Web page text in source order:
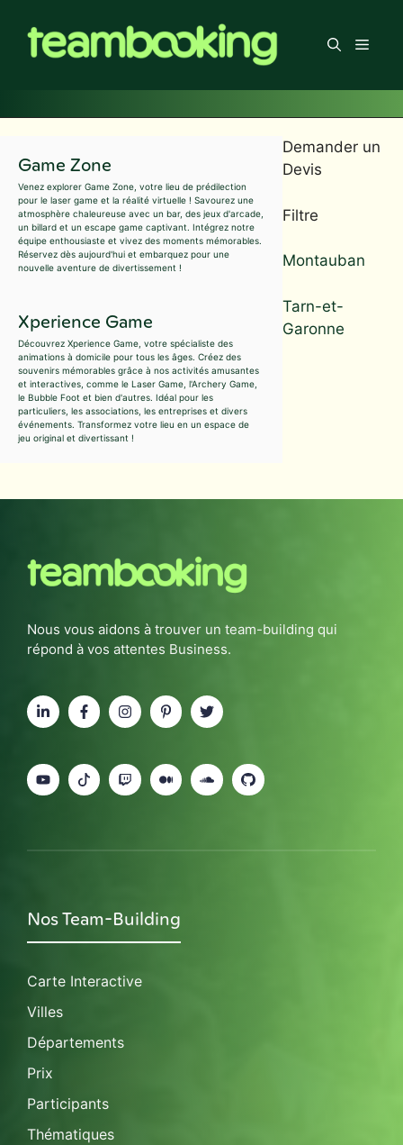
contenu
Menu
Game Zone
Venez explorer Game Zone, votre lieu de prédilection
pour le laser game et la réalité virtuelle ! Savourez une
atmosphère chaleureuse avec un bar, des jeux d'arcade,
un billard et un escape game captivant. Intégrez notre
équipe enthousiaste et vivez des moments mémorables.
Réservez dès aujourd'hui et embarquez pour une
nouvelle aventure de divertissement !
Xperience Game
Découvrez Xperience Game, votre spécialiste des
animations à domicile pour tous les âges. Créez des
souvenirs mémorables grâce à nos activités amusantes
et interactives, comme le Laser Game, l'Archery Game,
le Bubble Foot et bien d'autres. Idéal pour les
particuliers, les associations, les entreprises et divers
événements. Transformez votre lieu en un espace de
jeu original et divertissant !
Demander un
Devis
Filtre
Montauban
Tarn-et-
Garonne
Nous vous aidons à trouver un team-building qui
répond à vos attentes Business.
Nos Team-Building
Carte Interactive
Villes
Départements
Prix
Participants
Thématiques